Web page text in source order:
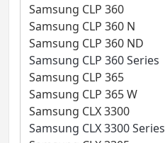
Samsung CLP 360
Samsung CLP 360 N
Samsung CLP 360 ND
Samsung CLP 360 Series
Samsung CLP 365
Samsung CLP 365 W
Samsung CLX 3300
Samsung CLX 3300 Series